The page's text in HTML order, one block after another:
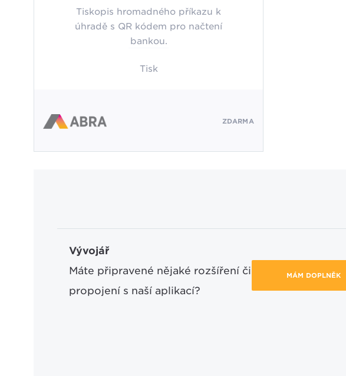
Tiskopis hromadného příkazu k
úhradě s QR kódem pro načtení
bankou.
Tisk
ZDARMA
Vývojář
Máte připravené nějaké rozšíření či
propojení s naší aplikací?
MÁM DOPLNĚK